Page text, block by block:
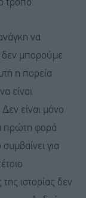
τρόπο.
να
δεν μπορούμε
η πορεία
είναι
είναι μόνο
πρώτη φορά
για
ιστορίας δεν